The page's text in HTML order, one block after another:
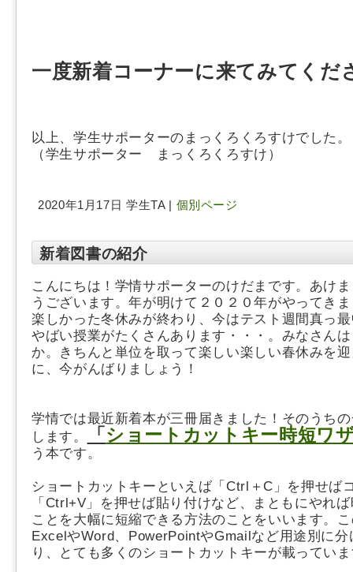
一度新着コーナーに来てみてくだ
以上、学生サポーターのまっくろくろすけでした。
（学生サポーター まっくろくろすけ）
2020年1月17日 学生TA | 個別ページ
新着図書の紹介
こんにちは！学情サポーターのけだまです。あけ
うございます。年が明けて２０２０年がやってき
楽しかった冬休みが終わり、今はテスト週間真っ
やばい授業がたくさんあります・・・。みなさん
か。きちんと単位を取って楽しい楽しい春休みを
に、今がんばりましょう！
学情では最近新着本が三冊届きました！そのうち
します。
「 ショートカットキー時短ワ
う本です。
ショートカットキーといえば「Ctrl＋C」を押せば
「Ctrl+V」を押せば貼り付けなど、まともにやれ
ことを大幅に短縮できる方法のことをいいます。
ExcelやWord、PowerPointやGmailなど用途別に分
り、とても多くのショートカットキーが載ってい